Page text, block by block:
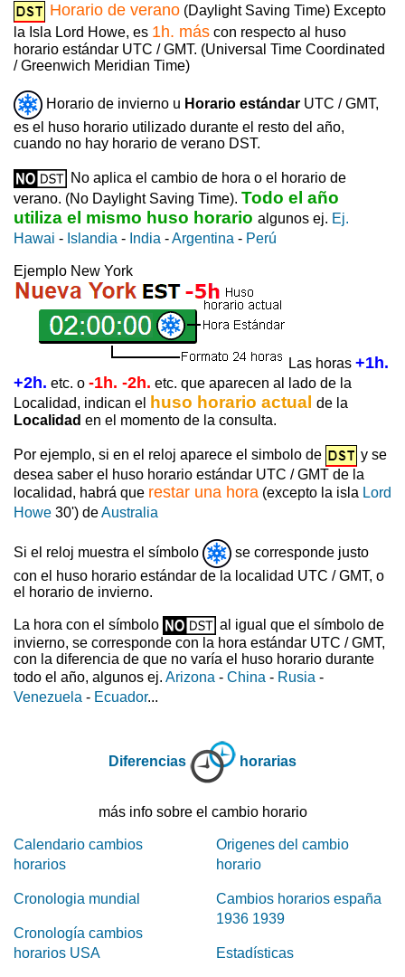
Horario de verano (Daylight Saving Time) Excepto
la Isla Lord Howe, es 1h. más con respecto al huso
horario estándar UTC / GMT. (Universal Time Coordinated
/ Greenwich Meridian Time)
Horario de invierno u Horario estándar UTC / GMT,
es el huso horario utilizado durante el resto del año,
cuando no hay horario de verano DST.
No aplica el cambio de hora o el horario de
verano. (No Daylight Saving Time). Todo el año
utiliza el mismo huso horario algunos ej. Ej.
Hawai - Islandia - India -Argentina - Perú
Ejemplo New York
Las horas +1h.
+2h. etc. o -1h. -2h. etc. que aparecen al lado de la
Localidad, indican el
huso horario actual de la
Localidad en el momento de la consulta.
Por ejemplo, si en el reloj aparece el simbolo de
y se
desea saber el huso horario estándar UTC / GMT de la
localidad, habrá que restar una hora (excepto la isla Lord
Howe 30') deAustralia
Si el reloj muestra el símbolo
se corresponde justo
con el huso horario estándar de la localidad UTC / GMT, o
el horario de invierno.
La hora con el símbolo
al igual que el símbolo de
invierno, se corresponde con la hora estándar UTC / GMT,
con la diferencia de que no varía el huso horario durante
todo el año, algunos ej. Arizona - China - Rusia -
Venezuela - Ecuador...
Diferencias horarias
más info sobre el cambio horario
Calendario cambios
horarios
Cronologia mundial
Cronología cambios
horarios USA
Origenes del cambio
horario
Cambios horarios españa
1936 1939
Estadísticas